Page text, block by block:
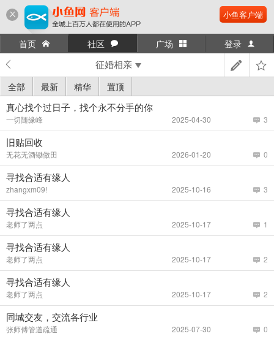
小鱼客户端
首页 社区 广场 登录
征婚相亲
全部 最新 精华 置顶
真心找个过日子，找个永不分手的你
一切随缘峰 3
2025-04-30
旧贴回收
无花无酒锄做田 0
2026-01-20
寻找合适有缘人
zhangxm09! 3
2025-10-16
寻找合适有缘人
老师了两点 1
2025-10-17
寻找合适有缘人
老师了两点 2
2025-10-17
寻找合适有缘人
老师了两点 2
2025-10-17
同城交友，交流各行业
张师傅管道疏通 0
2025-07-30